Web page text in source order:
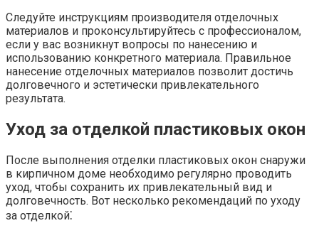
Следуйте инструкциям производителя отделочных
материалов и проконсультируйтесь с профессионалом,
если у вас возникнут вопросы по нанесению и
использованию конкретного материала. Правильное
нанесение отделочных материалов позволит достичь
долговечного и эстетически привлекательного
результата.
Уход за отделкой пластиковых окон
После выполнения отделки пластиковых окон снаружи
в кирпичном доме необходимо регулярно проводить
уход, чтобы сохранить их привлекательный вид и
долговечность. Вот несколько рекомендаций по уходу
за отделкой⁚